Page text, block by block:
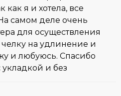
как я и хотела, все
самом деле очень
для осуществления
на удлинение и
и любуюсь. Спасибо
укладкой и без